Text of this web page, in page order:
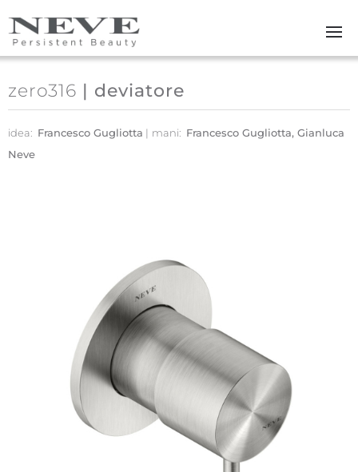
Skip to main content
zero316 | deviatore
idea: Francesco Gugliotta mani: Francesco Gugliotta, Gianluca
Neve